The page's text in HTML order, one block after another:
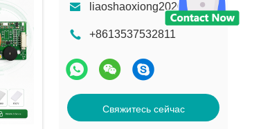
liaoshaoxiong2020@163.com
+8613537532811
Свяжитесь сейчас